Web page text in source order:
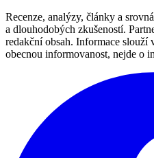
Recenze, analýzy, články a
a dlouhodobých zkušeností.
redakční obsah. Informace slouží
obecnou informovanost, nejde o